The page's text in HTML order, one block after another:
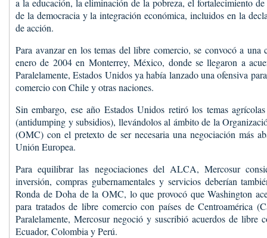
a la educación, la eliminación de la pobreza, el fortalecimiento
de la democracia y la integración económica, incluidos en la
de acción.
Para avanzar en los temas del libre comercio, se convocó a una
enero de 2004 en Monterrey, México, donde se llegaron a
Paralelamente, Estados Unidos ya había lanzado una ofensiva
comercio con Chile y otras naciones.
Sin embargo, ese año Estados Unidos retiró los temas
(antidumping y subsidios), llevándolos al ámbito de la
(OMC) con el pretexto de ser necesaria una negociación más
Unión Europea.
Para equilibrar las negociaciones del ALCA, Mercosur
inversión, compras gubernamentales y servicios deberían
Ronda de Doha de la OMC, lo que provocó que Washington
para tratados de libre comercio con países de Centroamérica
Paralelamente, Mercosur negoció y suscribió acuerdos de libre
Ecuador, Colombia y Perú.